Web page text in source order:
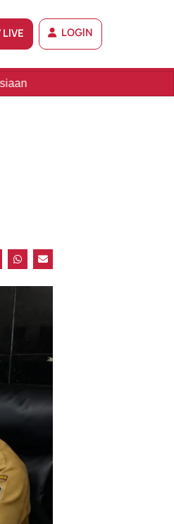
LOGIN